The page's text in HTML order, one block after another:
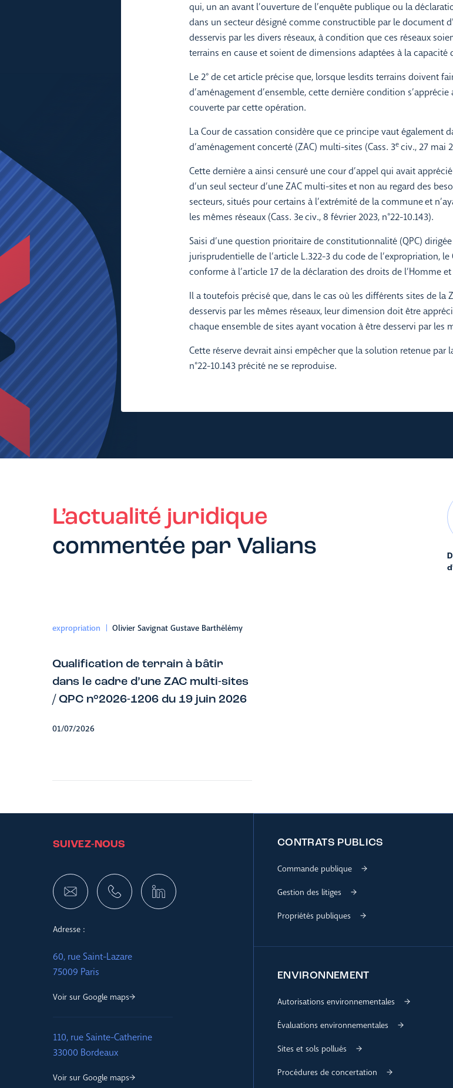
qui, un an avant l’ouverture de l’enquête publique ou la
dans un secteur désigné comme constructible par le document
desservis par les divers réseaux, à condition que ces réseaux
terrains en cause et soient de dimensions adaptées à la
Le 2° de cet article précise que, lorsque lesdits terrains doivent
d’aménagement d’ensemble, cette dernière condition
couverte par cette opération.
La Cour de cassation considère que ce principe vaut également
d’aménagement concerté (ZAC) multi-sites (Cass. 3eciv., 27 mai
Cette dernière a ainsi censuré une cour d’appel qui avait
d’un seul secteur d’une ZAC multi-sites et non au regard des
secteurs, situés pour certains à l’extrémité de la commune et
les mêmes réseaux (Cass. 3e civ., 8 février 2023, n°22-10.143).
Saisi d’une question prioritaire de constitutionnalité (QPC)
jurisprudentielle de l’article L.322-3 du code de l’expropriation,
conforme à l’article 17 de la déclaration des droits de l’Homme et
Il a toutefois précisé que, dans le cas où les différents sites de la
desservis par les mêmes réseaux, leur dimension doit être
chaque ensemble de sites ayant vocation à être desservi par les
Cette réserve devrait ainsi empêcher que la solution retenue par
n°22-10.143 précité ne se reproduise.
L’actualité juridique
commentée par Valians
expropriation Olivier Savignat Gustave Barthélémy
Qualification de terrain à bâtir
dans le cadre d’une ZAC multi-sites
/ QPC n°2026-1206 du 19 juin 2026
01/07/2026
SUIVEZ-NOUS
Adresse :
60, rue Saint-Lazare
75009 Paris
Voir sur Google maps
110, rue Sainte-Catherine
33000 Bordeaux
Voir sur Google maps
CONTRATS PUBLICS
Commande publique
Gestion des litiges
Propriétés publiques
ENVIRONNEMENT
Autorisations environnementales
Évaluations environnementales
Sites et sols pollués
Procédures de concertation